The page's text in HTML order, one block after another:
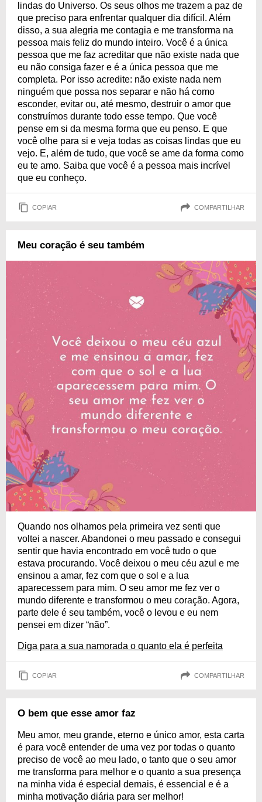
lindas do Universo. Os seus olhos me trazem a paz de
que preciso para enfrentar qualquer dia difícil. Além
disso, a sua alegria me contagia e me transforma na
pessoa mais feliz do mundo inteiro. Você é a única
pessoa que me faz acreditar que não existe nada que
eu não consiga fazer e é a única pessoa que me
completa. Por isso acredite: não existe nada nem
ninguém que possa nos separar e não há como
esconder, evitar ou, até mesmo, destruir o amor que
construímos durante todo esse tempo. Que você
pense em si da mesma forma que eu penso. E que
você olhe para si e veja todas as coisas lindas que eu
vejo. E, além de tudo, que você se ame da forma como
eu te amo. Saiba que você é a pessoa mais incrível
que eu conheço.
COPIAR COMPARTILHAR
Meu coração é seu também
Quando nos olhamos pela primeira vez senti que
voltei a nascer. Abandonei o meu passado e consegui
sentir que havia encontrado em você tudo o que
estava procurando. Você deixou o meu céu azul e me
ensinou a amar, fez com que o sol e a lua
aparecessem para mim. O seu amor me fez ver o
mundo diferente e transformou o meu coração. Agora,
parte dele é seu também, você o levou e eu nem
pensei em dizer “não”.
Diga para a sua namorada o quanto ela é perfeita
COPIAR COMPARTILHAR
O bem que esse amor faz
Meu amor, meu grande, eterno e único amor, esta carta
é para você entender de uma vez por todas o quanto
preciso de você ao meu lado, o tanto que o seu amor
me transforma para melhor e o quanto a sua presença
na minha vida é especial demais, é essencial e é a
minha motivação diária para ser melhor!